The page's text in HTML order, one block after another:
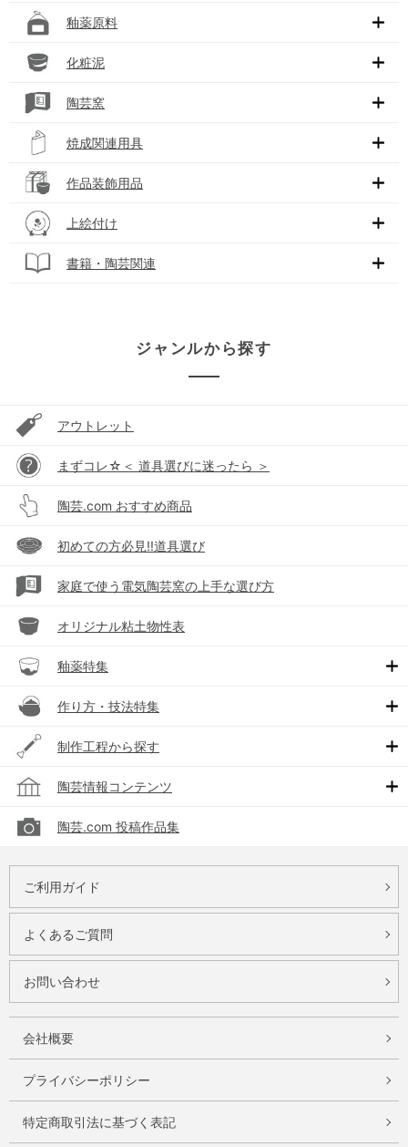
釉薬原料
化粧泥
陶芸窯
焼成関連用具
作品装飾用品
上絵付け
書籍・陶芸関連
ジャンルから探す
アウトレット
まずコレ☆＜ 道具選びに迷ったら ＞
陶芸.com おすすめ商品
初めての方必見!!道具選び
家庭で使う電気陶芸窯の上手な選び方
オリジナル粘土物性表
釉薬特集
作り方・技法特集
制作工程から探す
陶芸情報コンテンツ
陶芸.com 投稿作品集
ご利用ガイド
よくあるご質問
お問い合わせ
会社概要
プライバシーポリシー
特定商取引法に基づく表記